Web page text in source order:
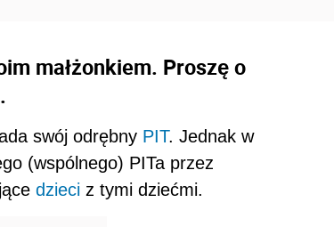
małżonkiem. Proszę o
swój odrębny PIT. Jednak w
(wspólnego) PITa przez
dzieci z tymi dziećmi.